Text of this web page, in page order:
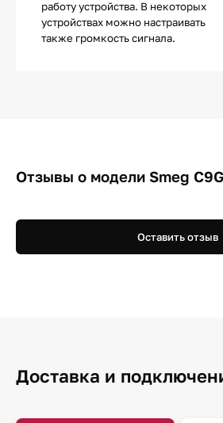
работу устройства. В некоторых
устройствах можно настраивать
также громкость сигнала.
Отзывы о модели Smeg
Оставить отзыв
Доставка и